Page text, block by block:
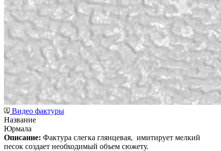
Видео фактуры
Название
Юрмала
Описание: Фактура слегка глянцевая, имитирует мелкий
песок создает необходимый объем сюжету.